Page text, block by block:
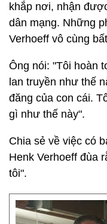
khắp nơi, nhận
dân mạng. Những
Verhoeff vô cùng
Ông nói: "Tôi hoàn
lan truyền như thế
đăng của con cái.
gì như thế này".
Chia sẻ về việc có
Henk Verhoeff đùa
tôi".